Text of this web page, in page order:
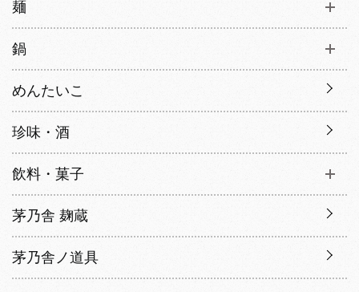
麺
鍋
めんたいこ
珍味・酒
飲料・菓子
茅乃舎 麹蔵
茅乃舎ノ道具